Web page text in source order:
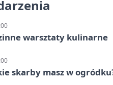
warsztaty kulinarne
skarby masz w